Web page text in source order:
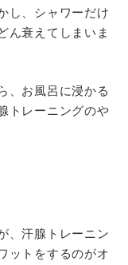
し、シャワーだけ
ん衰えてしまいま
、お風呂に浸かる
トレーニングのや
、汗腺トレーニン
ットをするのがオ